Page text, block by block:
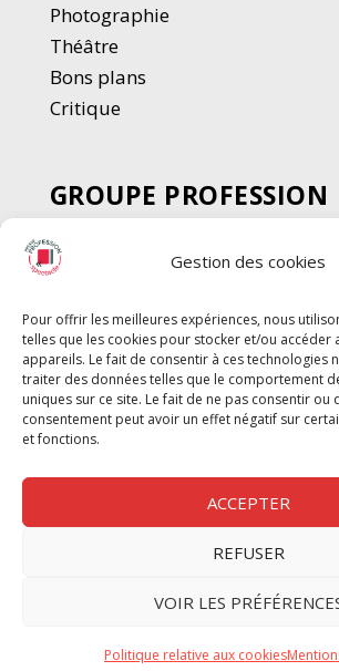
Gestion des cookies
Pour offrir les meilleures expériences, nous
telles que les cookies pour stocker et/ou accéder
appareils. Le fait de consentir à ces technologies
traiter des données telles que le comportement
uniques sur ce site. Le fait de ne pas consentir ou
consentement peut avoir un effet négatif sur
et fonctions.
ACCEPTER
REFUSER
VOIR LES
Politique relative aux cookies
Photographie
Théâtre
Bons plans
Critique
GROUPE PROFESSION
SPECTACLE
Chèque Intermittents
Chèque Compta
Chèque Emploi Spectacle
G-Pods
Profession Audio-visuel
Nous contacter